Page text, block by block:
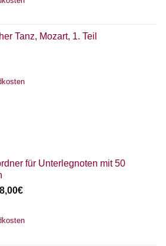
Tanz, Mozart, 1. Teil
für Unterlegnoten mit 50
€